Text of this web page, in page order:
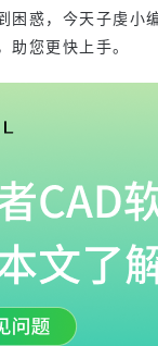
困惑，今天子虔小
助您更快上手。